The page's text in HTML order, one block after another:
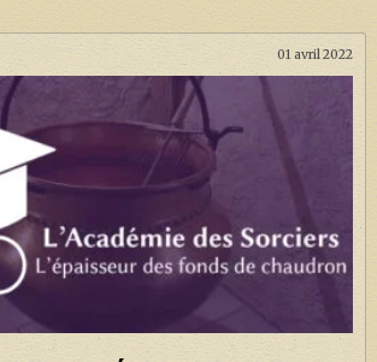
01 avril 2022